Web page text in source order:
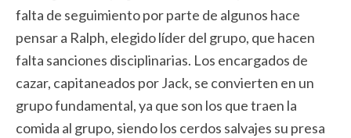
falta de seguimiento por parte de algunos hace
pensar a Ralph, elegido líder del grupo, que hacen
falta sanciones disciplinarias. Los encargados de
cazar, capitaneados por Jack, se convierten en un
grupo fundamental, ya que son los que traen la
comida al grupo, siendo los cerdos salvajes su presa